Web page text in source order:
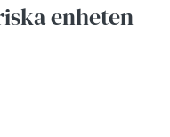
enheten